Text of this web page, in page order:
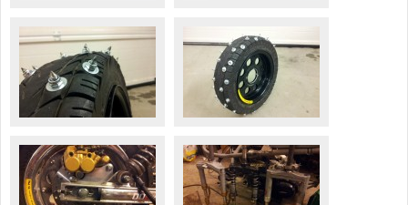
MP15 kuvia
MP14 kuvia
MP13 kuvia
ACS 2015 kuvia
Lisää uusi tapahtuma
SÄÄ
Valitse paikkakunta
Helsingin sää